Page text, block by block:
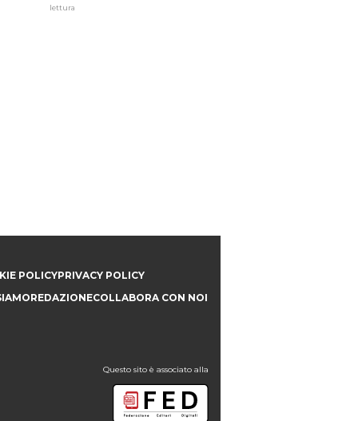
lettura
POLICYPRIVACY POLICY
REDAZIONECOLLABORA CON NOI
Questo sito è associato alla